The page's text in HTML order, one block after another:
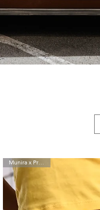
Munira x Preta Luz